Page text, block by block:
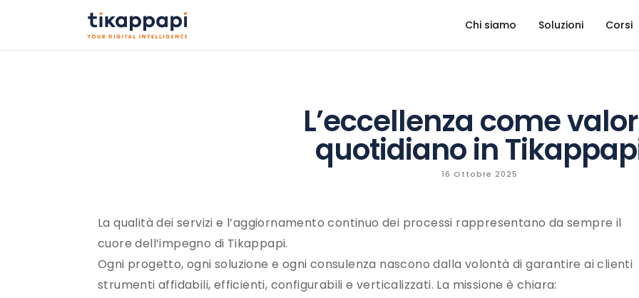
Chi siamo Soluzioni Corsi
SOLUZIONI
CASE HISTORY
BLOG
L’eccellenza come
quotidiano in
16 Ottobre 2025
La qualità dei servizi e l’aggiornamento continuo dei processi rappresentano da sempre il
cuore dell’impegno di Tikappapi.
Ogni progetto, ogni soluzione e ogni consulenza nascono dalla volontà di garantire ai clienti
strumenti affidabili, efficienti, configurabili e verticalizzati. La missione è chiara: